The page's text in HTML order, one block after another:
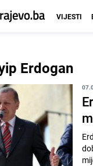
VIJESTI
Erdogan